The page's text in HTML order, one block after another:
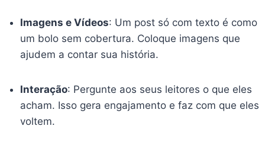
Imagens e Vídeos: Um post só com texto é como
um bolo sem cobertura. Coloque imagens que
ajudem a contar sua história.
Interação: Pergunte aos seus leitores o que eles
acham. Isso gera engajamento e faz com que eles
voltem.